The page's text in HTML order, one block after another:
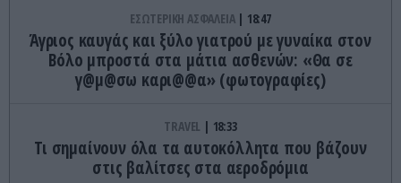
ΕΣΩΤΕΡΙΚΗ ΑΣΦΑΛΕΙΑ 18:47
Άγριος καυγάς και ξύλο γιατρού με γυναίκα στον
Βόλο μπροστά στα μάτια ασθενών: «Θα σε
γ@μ@σω καρι@@α» (φωτογραφίες)
TRAVEL 18:33
Τι σημαίνουν όλα τα αυτοκόλλητα που βάζουν
στις βαλίτσες στα αεροδρόμια